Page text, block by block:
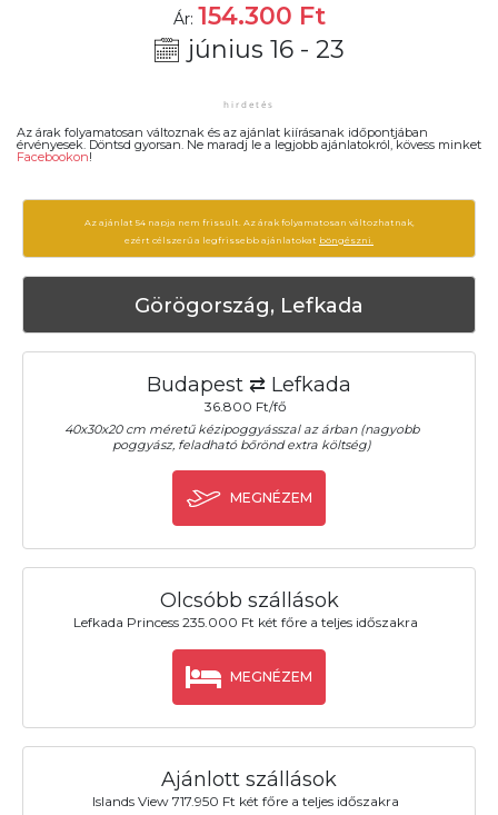
Ár: 154.300 Ft
június 16 - 23
Az árak folyamatosan változnak és az ajánlat kiírásanak időpontjában
érvényesek. Döntsd gyorsan. Ne maradj le a legjobb ajánlatokról, kövess minket
Facebookon!
Az ajánlat 54 napja nem frissült. Az árak folyamatosan változhatnak,
ezért célszerű a legfrissebb ajánlatokat böngészni.
Görögország, Lefkada
Budapest ⇄ Lefkada
36.800 Ft/fő
40x30x20 cm méretű kézipoggyásszal az árban (nagyobb
poggyász, feladható bőrönd extra költség)
MEGNÉZEM
Olcsóbb szállások
Lefkada Princess 235.000 Ft két főre a teljes időszakra
MEGNÉZEM
Ajánlott szállások
Islands View 717.950 Ft két főre a teljes időszakra